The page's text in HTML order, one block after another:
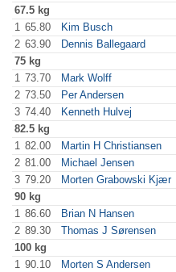
67.5 kg
1 65.80 Kim Busch
2 63.90 Dennis Ballegaard
75 kg
1 73.70 Mark Wolff
2 73.50 Per Andersen
3 74.40 Kenneth Hulvej
82.5 kg
1 82.00 Martin H Christiansen
2 81.00 Michael Jensen
3 79.20 Morten Grabowski Kjær
90 kg
1 86.60 Brian N Hansen
2 89.30 Thomas J Sørensen
100 kg
1 90.10 Morten S Andersen